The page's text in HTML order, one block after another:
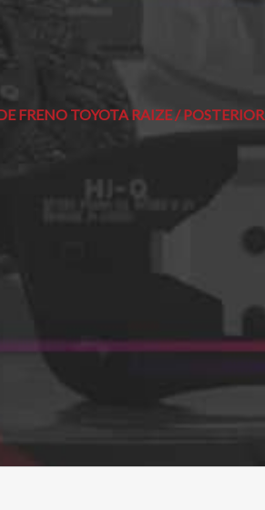
FRENO TOYOTA RAIZE / POSTERIOR